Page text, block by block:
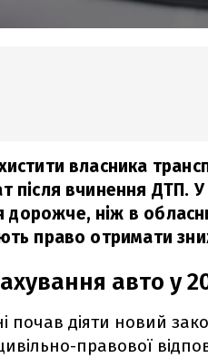
власника
після вчинення ДТП. У
ніж в
право отримати
авто у
почав діяти новий
правової